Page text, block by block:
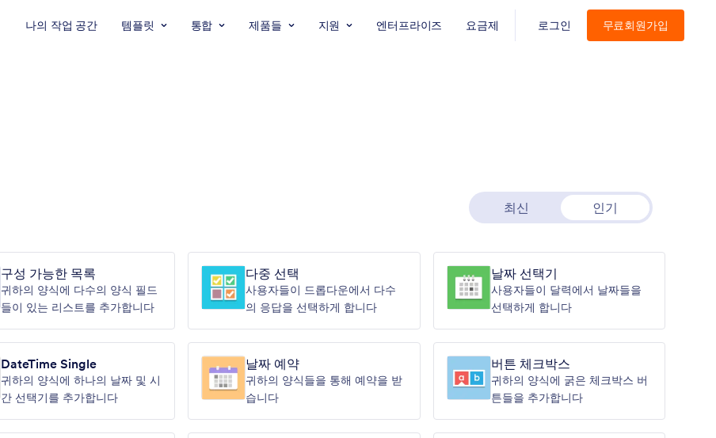
나의 작업 공간 템플릿 통합 제품들 지원 엔터프라이즈 요금제 로그인 무료회원가입
최신 인기
구성 가능한 목록
귀하의 양식에 다수의 양식 필드
들이 있는 리스트를 추가합니다
다중 선택
사용자들이 드롭다운에서 다수
의 응답을 선택하게 합니다
날짜 선택기
사용자들이 달력에서 날짜들을
선택하게 합니다
DateTime Single
귀하의 양식에 하나의 날짜 및 시
간 선택기를 추가합니다
날짜 예약
귀하의 양식들을 통해 예약을 받
습니다
버튼 체크박스
귀하의 양식에 굵은 체크박스 버
튼들을 추가합니다